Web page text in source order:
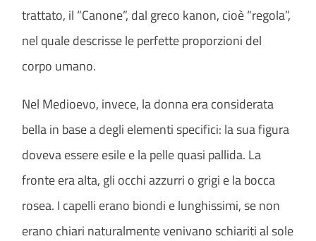
trattato, il “Canone”, dal greco kanon, cioè “regola”,
nel quale descrisse le perfette proporzioni del
corpo umano.
Nel Medioevo, invece, la donna era considerata
bella in base a degli elementi specifici: la sua figura
doveva essere esile e la pelle quasi pallida. La
fronte era alta, gli occhi azzurri o grigi e la bocca
rosea. I capelli erano biondi e lunghissimi, se non
erano chiari naturalmente venivano schiariti al sole